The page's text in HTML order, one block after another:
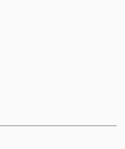
Węglowy